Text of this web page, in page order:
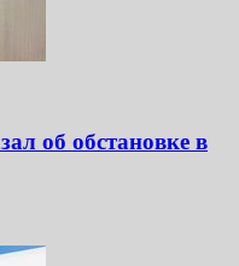
об обстановке в